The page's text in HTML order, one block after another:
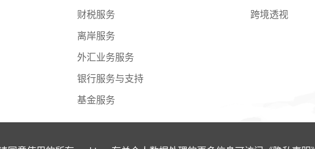
财税服务
离岸服务
外汇业务服务
银行服务与支持
基金服务
跨境透视